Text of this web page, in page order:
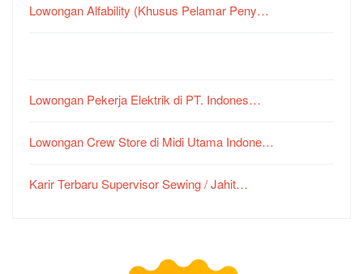
Lowongan Alfability (Khusus Pelamar Peny…
Lowongan Pekerja Elektrik di PT. Indones…
Lowongan Crew Store di Midi Utama Indone…
Karir Terbaru Supervisor Sewing / Jahit…